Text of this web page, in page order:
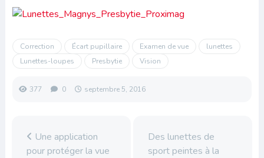
Correction Écart pupillaire Examen de vue
lunettes
Lunettes-loupes
Presbytie Vision
377 0 septembre 5, 2016
Une application
pour protéger la vue
Des lunettes de
sport peintes à la